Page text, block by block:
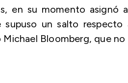
en su momento asignó
un salto
Bloomberg, que no